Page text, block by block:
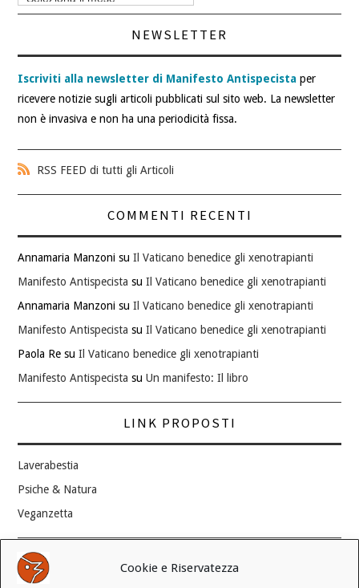
Cookie e Riservatezza
articoli
NEWSLETTER
Iscriviti alla newsletter di Manifesto Antispecista per
ricevere notizie sugli articoli pubblicati sul sito web. La newsletter
non è invasiva e non ha una periodicità fissa.
RSS FEED di tutti gli Articoli
COMMENTI RECENTI
Annamaria Manzoni suIl Vaticano benedice gli xenotrapianti
Manifesto Antispecista suIl Vaticano benedice gli xenotrapianti
Annamaria Manzoni suIl Vaticano benedice gli xenotrapianti
Manifesto Antispecista suIl Vaticano benedice gli xenotrapianti
Paola Re suIl Vaticano benedice gli xenotrapianti
Manifesto Antispecista suUn manifesto: Il libro
LINK PROPOSTI
Laverabestia
Psiche & Natura
Veganzetta
Modifica consenso ai cookie
REVOCA IL TUO CONSENSO